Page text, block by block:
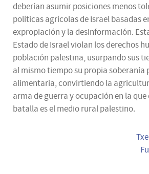
deberían asumir posiciones menos
políticas agrícolas de Israel basadas
expropiación y la desinformación.
Estado de Israel violan los derechos
población palestina, usurpando sus
al mismo tiempo su propia soberanía
alimentaria, convirtiendo la
arma de guerra y ocupación en la que
batalla es el medio rural palestino.